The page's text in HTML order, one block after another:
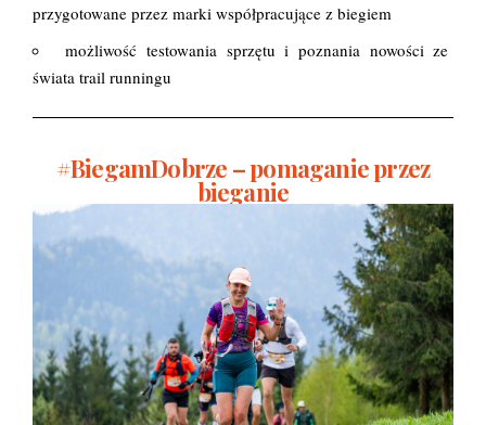
przygotowane przez marki współpracujące z biegiem
możliwość testowania sprzętu i poznania nowości ze
świata trail runningu
#BiegamDobrze – pomaganie przez
bieganie